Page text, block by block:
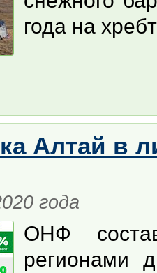
года на
Алтай в
года
ОНФ
регионами